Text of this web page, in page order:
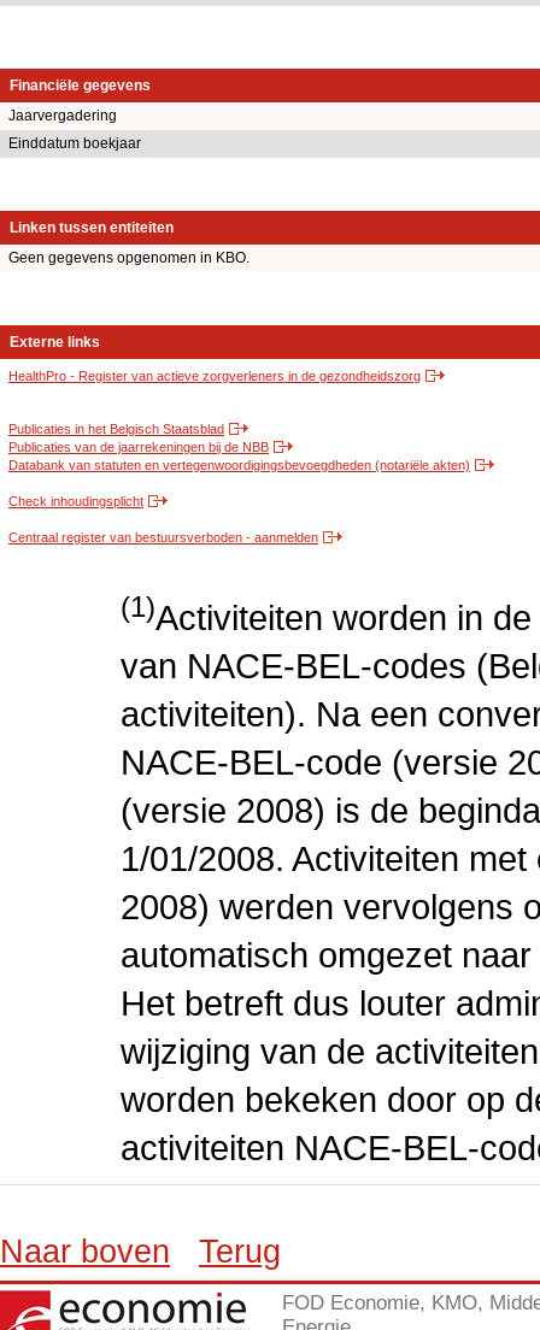
Financiële gegevens
Jaarvergadering
Einddatum boekjaar
Linken tussen entiteiten
Geen gegevens opgenomen in KBO.
Externe links
HealthPro - Register van actieve zorgverleners in de gezondheidszorg
Publicaties in het Belgisch Staatsblad
Publicaties van de jaarrekeningen bij de NBB
Databank van statuten en vertegenwoordigingsbevoegdheden (notariële akten)
Check inhoudingsplicht
Centraal register van bestuursverboden - aanmelden
(1)Activiteiten worden in
van NACE-BEL-codes
activiteiten). Na een
NACE-BEL-code (versie
(versie 2008) is de
1/01/2008. Activiteiten
2008) werden vervolgens
automatisch omgezet
Het betreft dus louter
wijziging van de
worden bekeken door op
activiteiten NACE-BEL-
Naar boven Terug
FOD Economie, KMO,